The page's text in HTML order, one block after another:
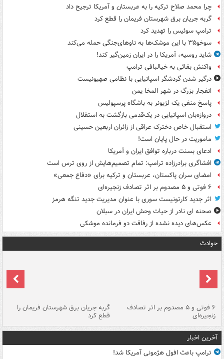
چرا محمد صلاح ترکیه را به عربستان و آمریکا ترجیح داد
گربه جریان برق شهرستان فریمان را قطع کرد
ترامپ سوئیس را تهدید کرد
سوخو۳۵ با این موشک‌ها به ناوهای‌جنگی حمله می‌کند
شاید روسیه، آمریکا را در ایران زمین‌گیر کند!
واکنش بقائی به خیالبافی ترامپ
درگیر شدن گردشگر اسپانیایی با نظامی صهیونیست
انفجار بزرگ در شهر المخا یمن
پاسخ منفی یک لژیونر به باشگاه پرسپولیس
دروازه‌بان اسپانیایی در یک‌قدمی بازگشت به استقلال
استقبال خاص دخترک عراقی از زائران اربعین حسینی
ماموریت در حال پایان است!
ادعای بسنت درباره توافق ایران و آمریکا
افشاگری برادرزاده ترامپ: تمام تصمیم‌هایش از روی ترس است
امضای سران پاکستان، عربستان و ترکیه برای «دفاع جمعی»
۶ فوتی و ۵ مصدوم بر اثر تصادف زنجیره‌ای
اثر جدید کارتونیست سوری با عنوان مدیریت جدید تنگه هرمز
صحنه ای نادر از حیات وحش ایران در سبلان
عکس‌های دیده نشده از رفاقت دو فرمانده‌ موشکی
حوادث
۶ فوتی و ۵ مصدوم بر اثر تصادف
زنجیره‌ای
گربه جریان برق شهرستان فریمان را
قطع کرد
آخرین اخبار
ترامپ باعث افول هژمونی آمریکا شد!